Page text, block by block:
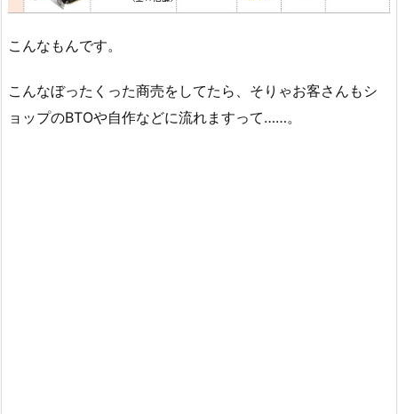
こんなもんです。
こんなぼったくった商売をしてたら、そりゃお客さんもシ
ョップのBTOや自作などに流れますって……。